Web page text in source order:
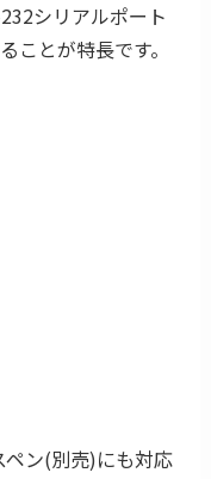
シリアルポート
ことが特長です。
ペン(別売)にも対応